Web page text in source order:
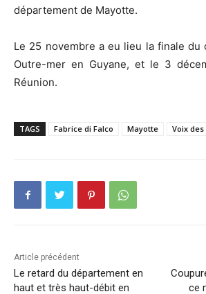
département de Mayotte.
Le 25 novembre a eu lieu la finale du
Outre-mer en Guyane, et le 3
Réunion.
TAGS Fabrice di Falco Mayotte Voix
Article précédent
Le retard du département en
haut et très haut-débit en
ce